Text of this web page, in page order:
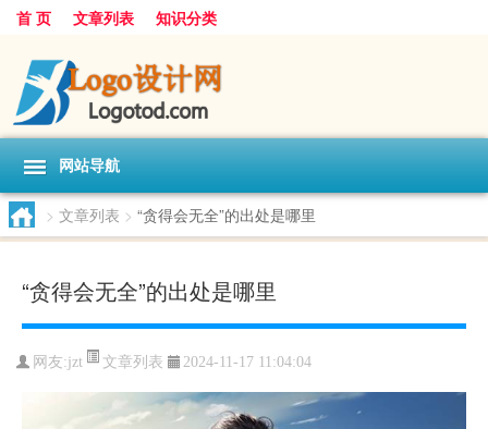
首 页 文章列表 知识分类
网站导航
> 文章列表 > “贪得会无全”的出处是哪里
“贪得会无全”的出处是哪里
网友:jzt 文章列表 2024-11-17 11:04:04